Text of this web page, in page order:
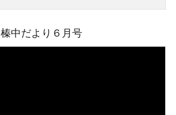
榛中だより ６ 月号